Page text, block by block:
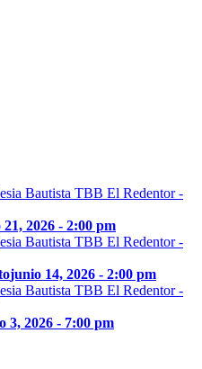
2026 - 2:00 pm
junio 14, 2026 - 2:00 pm
3, 2026 - 7:00 pm